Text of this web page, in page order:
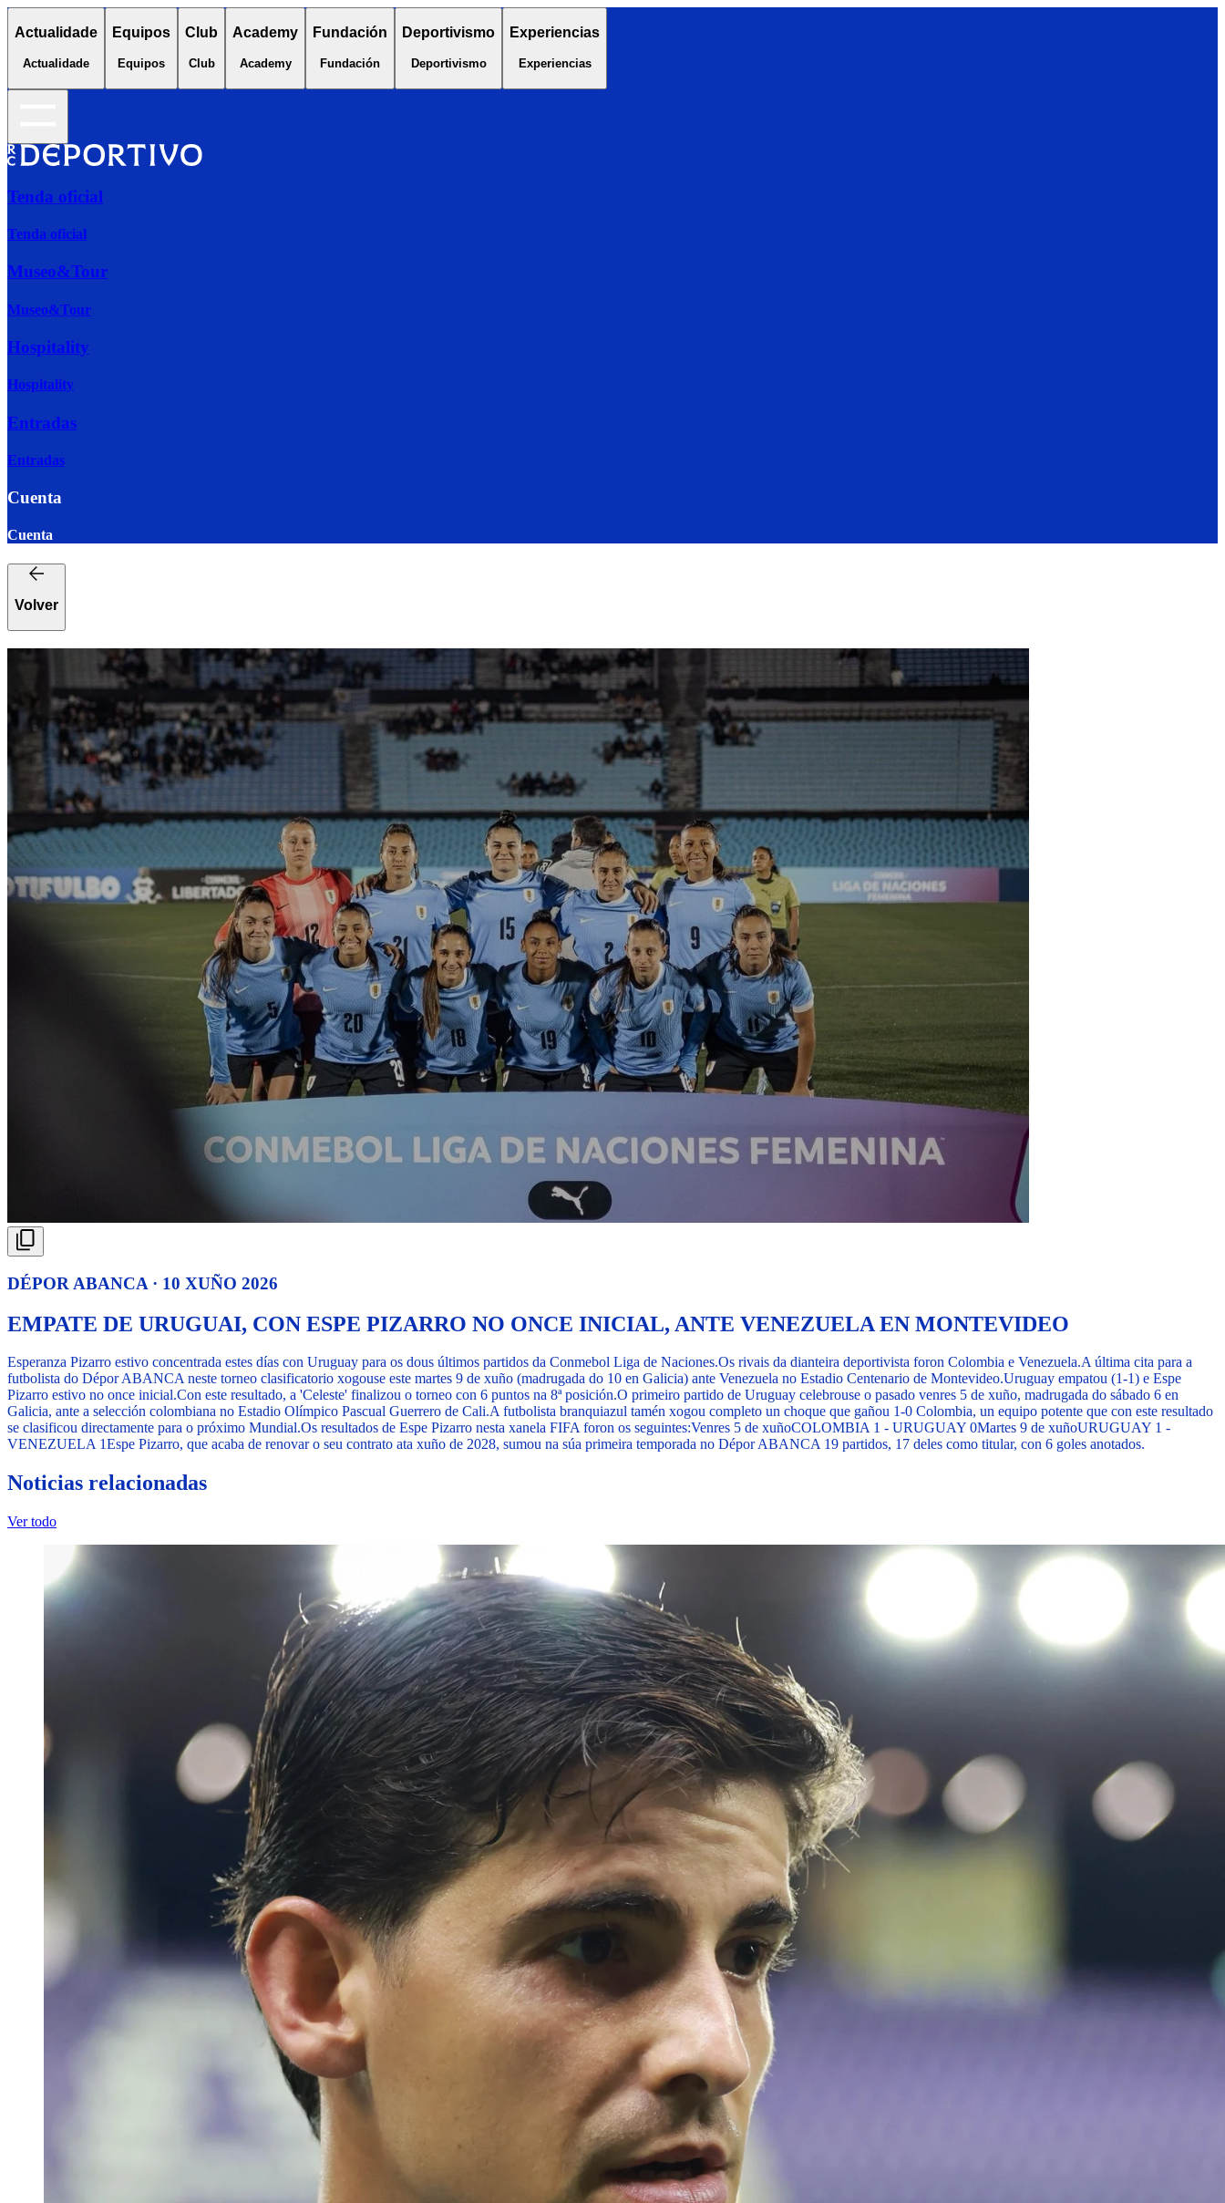
Actualidade
Actualidade
Equipos
Equipos
Club
Club
Academy
Academy
Fundación
Fundación
Deportivismo
Deportivismo
Experiencias
Experiencias
Tenda oficial
Tenda oficial
Museo&Tour
Museo&Tour
Hospitality
Hospitality
Entradas
Entradas
Cuenta
Cuenta
Volver
DÉPOR ABANCA · 10 XUÑO 2026
EMPATE DE URUGUAI, CON ESPE PIZARRO NO ONCE INICIAL, ANTE VENEZUELA EN MONTEVIDEO
Esperanza Pizarro estivo concentrada estes días con Uruguay para os dous últimos partidos da Conmebol Liga de Naciones.Os rivais da dianteira deportivista foron Colombia e Venezuela.A última cita para a
futbolista do Dépor ABANCA neste torneo clasificatorio xogouse este martes 9 de xuño (madrugada do 10 en Galicia) ante Venezuela no Estadio Centenario de Montevideo.Uruguay empatou (1-1) e Espe
Pizarro estivo no once inicial.Con este resultado, a 'Celeste' finalizou o torneo con 6 puntos na 8ª posición.O primeiro partido de Uruguay celebrouse o pasado venres 5 de xuño, madrugada do sábado 6 en
Galicia, ante a selección colombiana no Estadio Olímpico Pascual Guerrero de Cali.A futbolista branquiazul tamén xogou completo un choque que gañou 1-0 Colombia, un equipo potente que con este resultado
se clasificou directamente para o próximo Mundial.Os resultados de Espe Pizarro nesta xanela FIFA foron os seguintes:Venres 5 de xuñoCOLOMBIA 1 - URUGUAY 0Martes 9 de xuñoURUGUAY 1 -
VENEZUELA 1Espe Pizarro, que acaba de renovar o seu contrato ata xuño de 2028, sumou na súa primeira temporada no Dépor ABANCA 19 partidos, 17 deles como titular, con 6 goles anotados.
Noticias relacionadas
Ver todo